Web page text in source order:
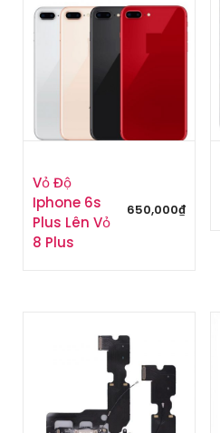
Vỏ Độ
Iphone 6s
Plus Lên Vỏ
8 Plus
650,000₫